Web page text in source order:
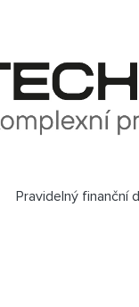
Pravidelný finanční